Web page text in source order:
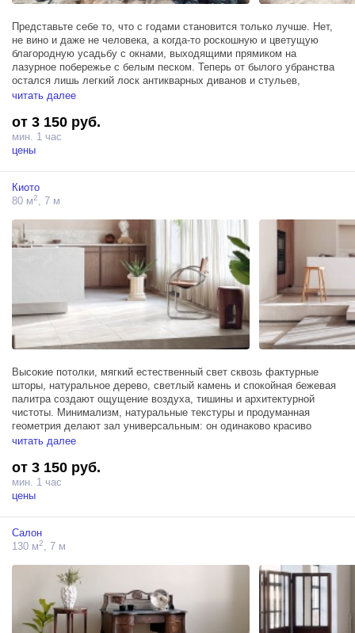
Представьте себе то, что с годами становится только лучше. Нет,
не вино и даже не человека, а когда-то роскошную и цветущую
благородную усадьбу с окнами, выходящими прямиком на
лазурное побережье с белым песком. Теперь от былого убранства
остался лишь легкий лоск антикварных диванов и стульев,
давным-давно подчеркивающих аристократичность и статусность
руинированности, и каждая деталь, от белоснежного песка, как
будто нанесенного теплым морским ветром, до бетонных стен, узор
которых с годами становиться все изысканнее, наполняет картину.
читать далее
от 3 150 руб.
мин. 1 час
цены
Киото
80 м2 , 7 м
Высокие потолки, мягкий естественный свет сквозь фактурные
шторы, натуральное дерево, светлый камень и спокойная бежевая
палитра создают ощущение воздуха, тишины и архитектурной
чистоты. Минимализм, натуральные текстуры и продуманная
геометрия делают зал универсальным: он одинаково красиво
работает как в чистых предметных съёмках, так и в живых
Кухня оснащена передвижным островом с варочной панелью, что
сделает ее ещё более функциональным для профессиональных
Это пространство идеально подойдёт для:
— Food-съёмок
— Рекламных проектов
— Контента для брендов посуды и техники
— Уютных lifestyle-сцен
читать далее
от 3 150 руб.
мин. 1 час
цены
Салон
130 м2, 7 м